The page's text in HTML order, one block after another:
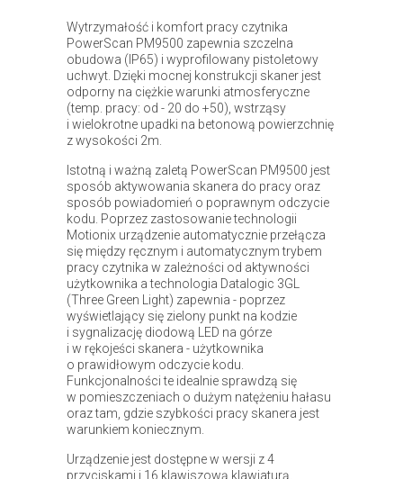
Wytrzymałość i komfort pracy czytnika
PowerScan PM9500 zapewnia szczelna
obudowa (IP65) i wyprofilowany pistoletowy
uchwyt. Dzięki mocnej konstrukcji skaner jest
odporny na ciężkie warunki atmosferyczne
(temp. pracy: od - 20 do +50), wstrząsy
i wielokrotne upadki na betonową powierzchnię
z wysokości 2m.
Istotną i ważną zaletą PowerScan PM9500 jest
sposób aktywowania skanera do pracy oraz
sposób powiadomień o poprawnym odczycie
kodu. Poprzez zastosowanie technologii
Motionix urządzenie automatycznie przełącza
się między ręcznym i automatycznym trybem
pracy czytnika w zależności od aktywności
użytkownika a technologia Datalogic 3GL
(Three Green Light) zapewnia - poprzez
wyświetlający się zielony punkt na kodzie
i sygnalizację diodową LED na górze
i w rękojeści skanera - użytkownika
o prawidłowym odczycie kodu.
Funkcjonalności te idealnie sprawdzą się
w pomieszczeniach o dużym natężeniu hałasu
oraz tam, gdzie szybkości pracy skanera jest
warunkiem koniecznym.
Urządzenie jest dostępne w wersji z 4
przyciskami i 16 klawiszową klawiaturą.